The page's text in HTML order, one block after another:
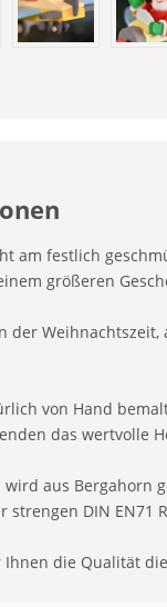
am festlich
größeren
Weihnachtszeit,
von Hand
das wertvolle
wird aus
strengen DIN
die Qualität